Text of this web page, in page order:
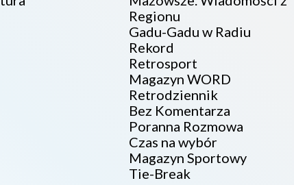
Regionu
Gadu-Gadu w Radiu
Rekord
Retrosport
Magazyn WORD
Retrodziennik
Bez Komentarza
Poranna Rozmowa
Czas na wybór
Magazyn Sportowy
Tie-Break